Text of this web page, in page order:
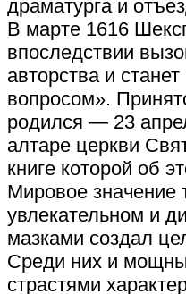
драматурга и
В марте 1616
впоследствии
авторства и
вопросом».
родился — 23
алтаре церкви
книге которой об
Мировое значение
увлекательном и
мазками создал
Среди них и
страстями